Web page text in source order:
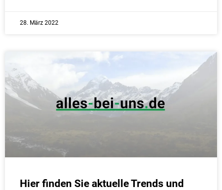
28. März 2022
Hier finden Sie aktuelle Trends und